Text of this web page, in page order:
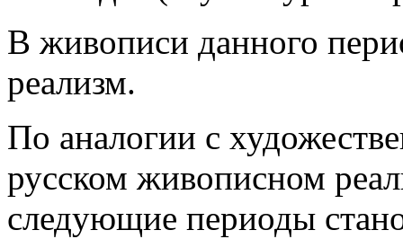
В живописи данного
реализм.
По аналогии с
русском живописном
следующие периоды